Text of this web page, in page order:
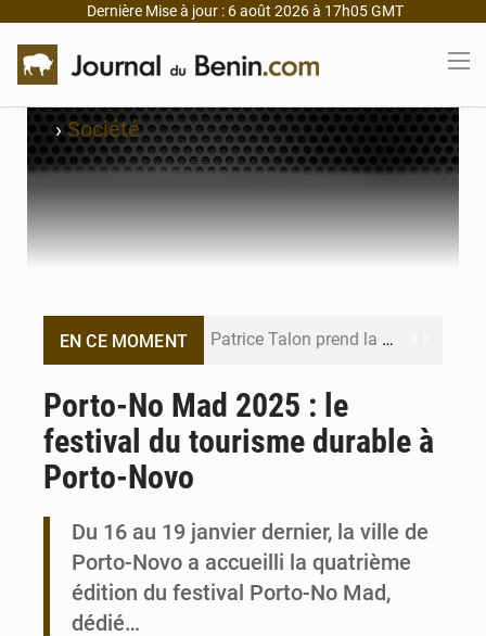
Dernière Mise à jour : 6 août 2026 à 17h05 GMT
›Société
EN CE MOMENT Patrice Talon prend la tête du premier bureau du Sénat du Bénin
Bénin et Canada scellent un partenariat inédit
Bénin : 14,5 milliards de dollars pour faire de la CDN 3.0 un bouclier économique
Porto-No Mad 2025 : le
festival du tourisme durable à
Porto-Novo
Du 16 au 19 janvier dernier, la ville de
Porto-Novo a accueilli la quatrième
édition du festival Porto-No Mad,
dédié…